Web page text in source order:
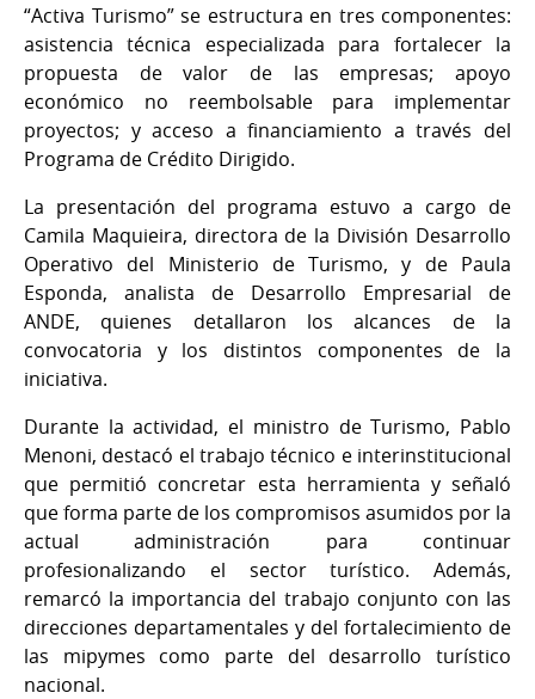
“Activa Turismo” se estructura en tres componentes:
asistencia técnica especializada para fortalecer la
propuesta de valor de las empresas; apoyo
económico no reembolsable para implementar
proyectos; y acceso a financiamiento a través del
Programa de Crédito Dirigido.
La presentación del programa estuvo a cargo de
Camila Maquieira, directora de la División Desarrollo
Operativo del Ministerio de Turismo, y de Paula
Esponda, analista de Desarrollo Empresarial de
ANDE, quienes detallaron los alcances de la
convocatoria y los distintos componentes de la
iniciativa.
Durante la actividad, el ministro de Turismo, Pablo
Menoni, destacó el trabajo técnico e interinstitucional
que permitió concretar esta herramienta y señaló
que forma parte de los compromisos asumidos por la
actual administración para continuar
profesionalizando el sector turístico. Además,
remarcó la importancia del trabajo conjunto con las
direcciones departamentales y del fortalecimiento de
las mipymes como parte del desarrollo turístico
nacional.